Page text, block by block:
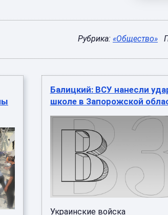
Рубрика: «Общество»
Балицкий: ВСУ нанесли
школе в Запорожской
Украинские войска